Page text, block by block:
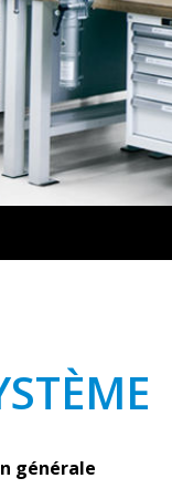
générale